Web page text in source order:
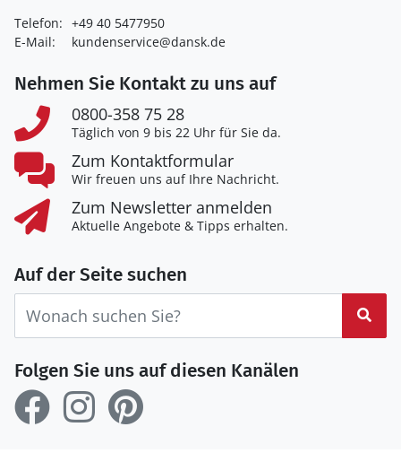
Telefon: +49 40 5477950
E-Mail:
kundenservice@dansk.de
Nehmen Sie Kontakt zu uns auf
0800-358 75 28
Täglich von 9 bis 22 Uhr für Sie da.
Zum Kontaktformular
Wir freuen uns auf Ihre Nachricht.
Zum Newsletter anmelden
Aktuelle Angebote & Tipps erhalten.
Auf der Seite suchen
Folgen Sie uns auf diesen Kanälen